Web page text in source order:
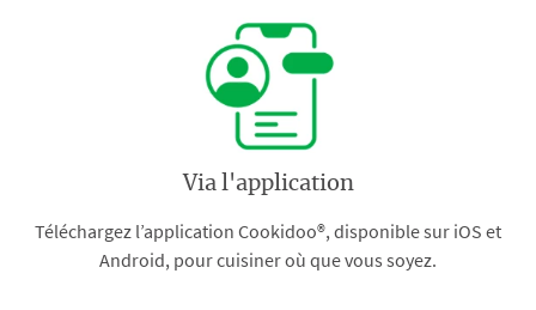
Via l'application
Téléchargez l’application Cookidoo®, disponible sur iOS et
Android, pour cuisiner où que vous soyez.